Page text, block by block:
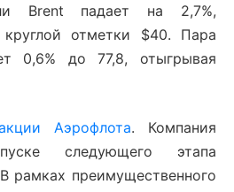
Brent падает на 2,7%,
отметки $40. Пара
0,6% до 77,8, отыгрывая
Аэрофлота. Компания
следующего этапа
рамках преимущественного